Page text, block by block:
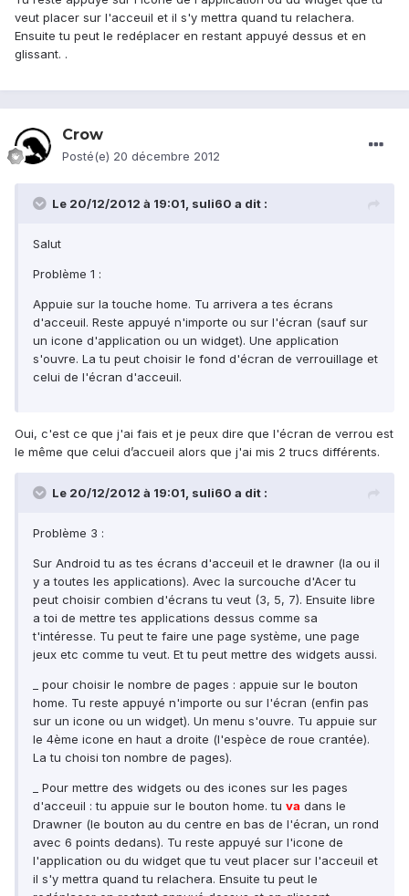
veut placer sur l'acceuil et il s'y mettra quand tu relachera.
Ensuite tu peut le redéplacer en restant appuyé dessus et en
glissant. .
Crow
Posté(e) 20 décembre 2012
Le 20/12/2012 à 19:01, suli60 a dit :
Salut
Problème 1 :
Appuie sur la touche home. Tu arrivera a tes écrans
d'acceuil. Reste appuyé n'importe ou sur l'écran (sauf sur
un icone d'application ou un widget). Une application
s'ouvre. La tu peut choisir le fond d'écran de verrouillage et
celui de l'écran d'acceuil.
Oui, c'est ce que j'ai fais et je peux dire que l'écran de verrou est
le même que celui d’accueil alors que j'ai mis 2 trucs différents.
Le 20/12/2012 à 19:01, suli60 a dit :
Problème 3 :
Sur Android tu as tes écrans d'acceuil et le drawner (la ou il
y a toutes les applications). Avec la surcouche d'Acer tu
peut choisir combien d'écrans tu veut (3, 5, 7). Ensuite libre
a toi de mettre tes applications dessus comme sa
t'intéresse. Tu peut te faire une page système, une page
jeux etc comme tu veut. Et tu peut mettre des widgets aussi.
_ pour choisir le nombre de pages : appuie sur le bouton
home. Tu reste appuyé n'importe ou sur l'écran (enfin pas
sur un icone ou un widget). Un menu s'ouvre. Tu appuie sur
le 4ème icone en haut a droite (l'espèce de roue crantée).
La tu choisi ton nombre de pages).
_ Pour mettre des widgets ou des icones sur les pages
d'acceuil : tu appuie sur le bouton home. tu va dans le
Drawner (le bouton au du centre en bas de l'écran, un rond
avec 6 points dedans). Tu reste appuyé sur l'icone de
l'application ou du widget que tu veut placer sur l'acceuil et
il s'y mettra quand tu relachera. Ensuite tu peut le